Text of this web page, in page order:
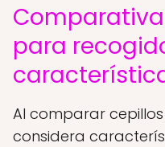
para
Al comparar
considera